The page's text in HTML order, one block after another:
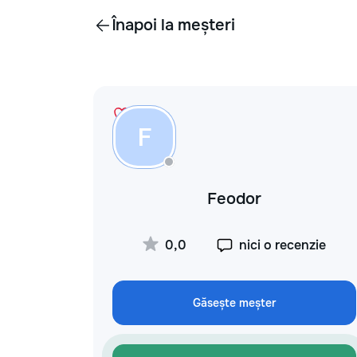
Înapoi la meșteri
F
Feodor
0,0 nici o recenzie
Găsește meșter